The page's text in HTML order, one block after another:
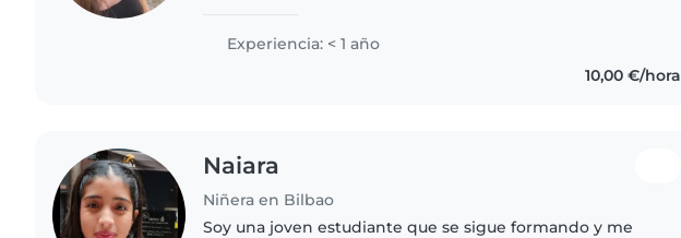
durante 1 mes...
Experiencia: < 1 año
10,00 €/hora
Naiara
Niñera en Bilbao
Soy una joven estudiante que se sigue formando y me